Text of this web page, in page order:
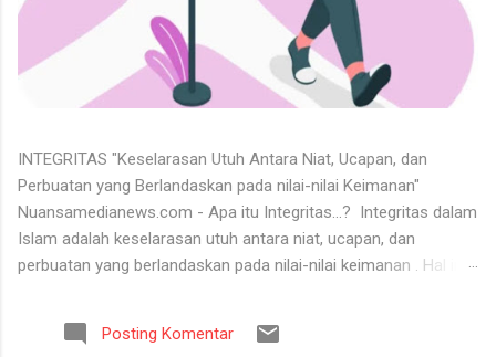
INTEGRITAS "Keselarasan Utuh Antara Niat, Ucapan, dan
Perbuatan yang Berlandaskan pada nilai-nilai Keimanan"
Nuansamedianews.com - Apa itu Integritas...? Integritas dalam
Islam adalah keselarasan utuh antara niat, ucapan, dan
perbuatan yang berlandaskan pada nilai-nilai keimanan . Hal ini
mana seseorang hidup secara konsisten di jalan Allah,
menjunjung tinggi kejujuran, serta dapat dipercaya dalam setiap
Posting Komentar